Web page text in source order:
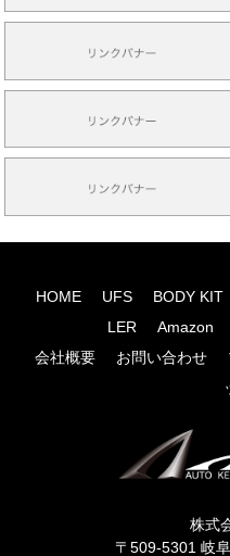
HOME UFS BODY KIT
LER
Amazon
会社概要
お問い合わせ
株式
〒509-5301 岐